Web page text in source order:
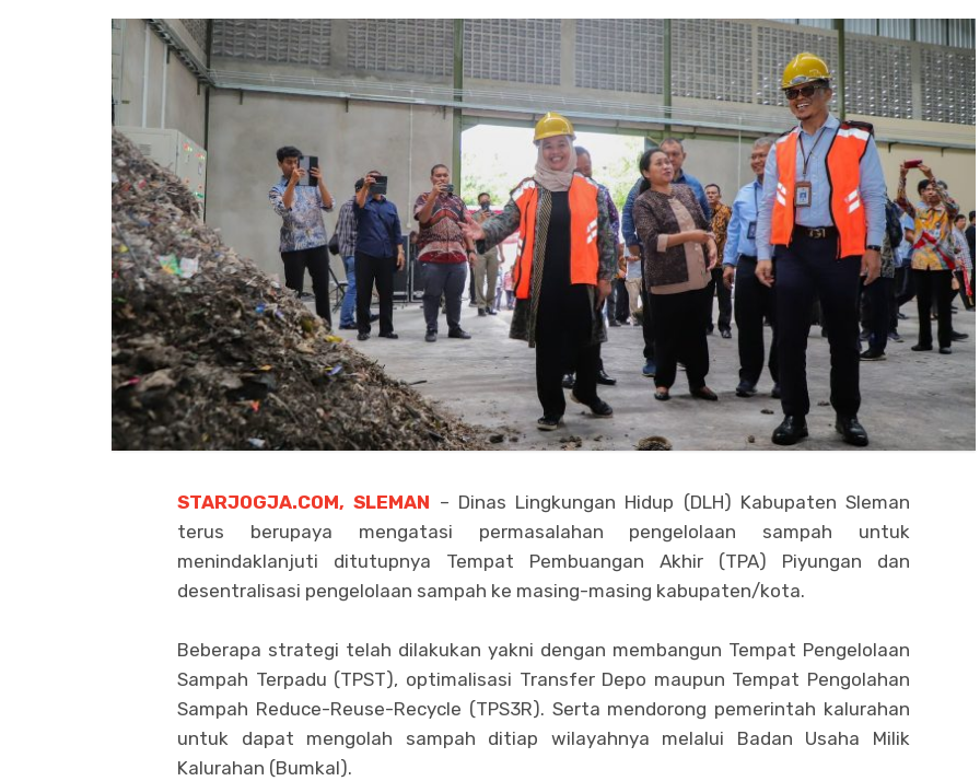
STARJOGJA.COM, SLEMAN – Dinas Lingkungan Hidup (DLH) Kabupaten Sleman
terus berupaya mengatasi permasalahan pengelolaan sampah untuk
menindaklanjuti ditutupnya Tempat Pembuangan Akhir (TPA) Piyungan dan
desentralisasi pengelolaan sampah ke masing-masing kabupaten/kota.
Beberapa strategi telah dilakukan yakni dengan membangun Tempat Pengelolaan
Sampah Terpadu (TPST), optimalisasi Transfer Depo maupun Tempat Pengolahan
Sampah Reduce-Reuse-Recycle (TPS3R). Serta mendorong pemerintah kalurahan
untuk dapat mengolah sampah ditiap wilayahnya melalui Badan Usaha Milik
Kalurahan (Bumkal).